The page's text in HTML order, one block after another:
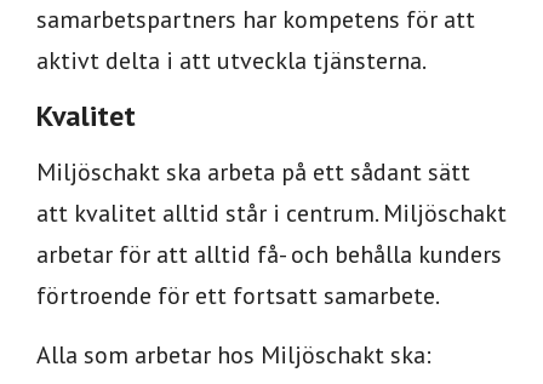
samarbetspartners har kompetens för att
aktivt delta i att utveckla tjänsterna.
Kvalitet
Miljöschakt ska arbeta på ett sådant sätt
att kvalitet alltid står i centrum. Miljöschakt
arbetar för att alltid få- och behålla kunders
förtroende för ett fortsatt samarbete.
Alla som arbetar hos Miljöschakt ska: